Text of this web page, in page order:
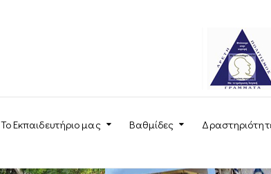
Το Εκπαιδευτήριο μας Βαθμίδες